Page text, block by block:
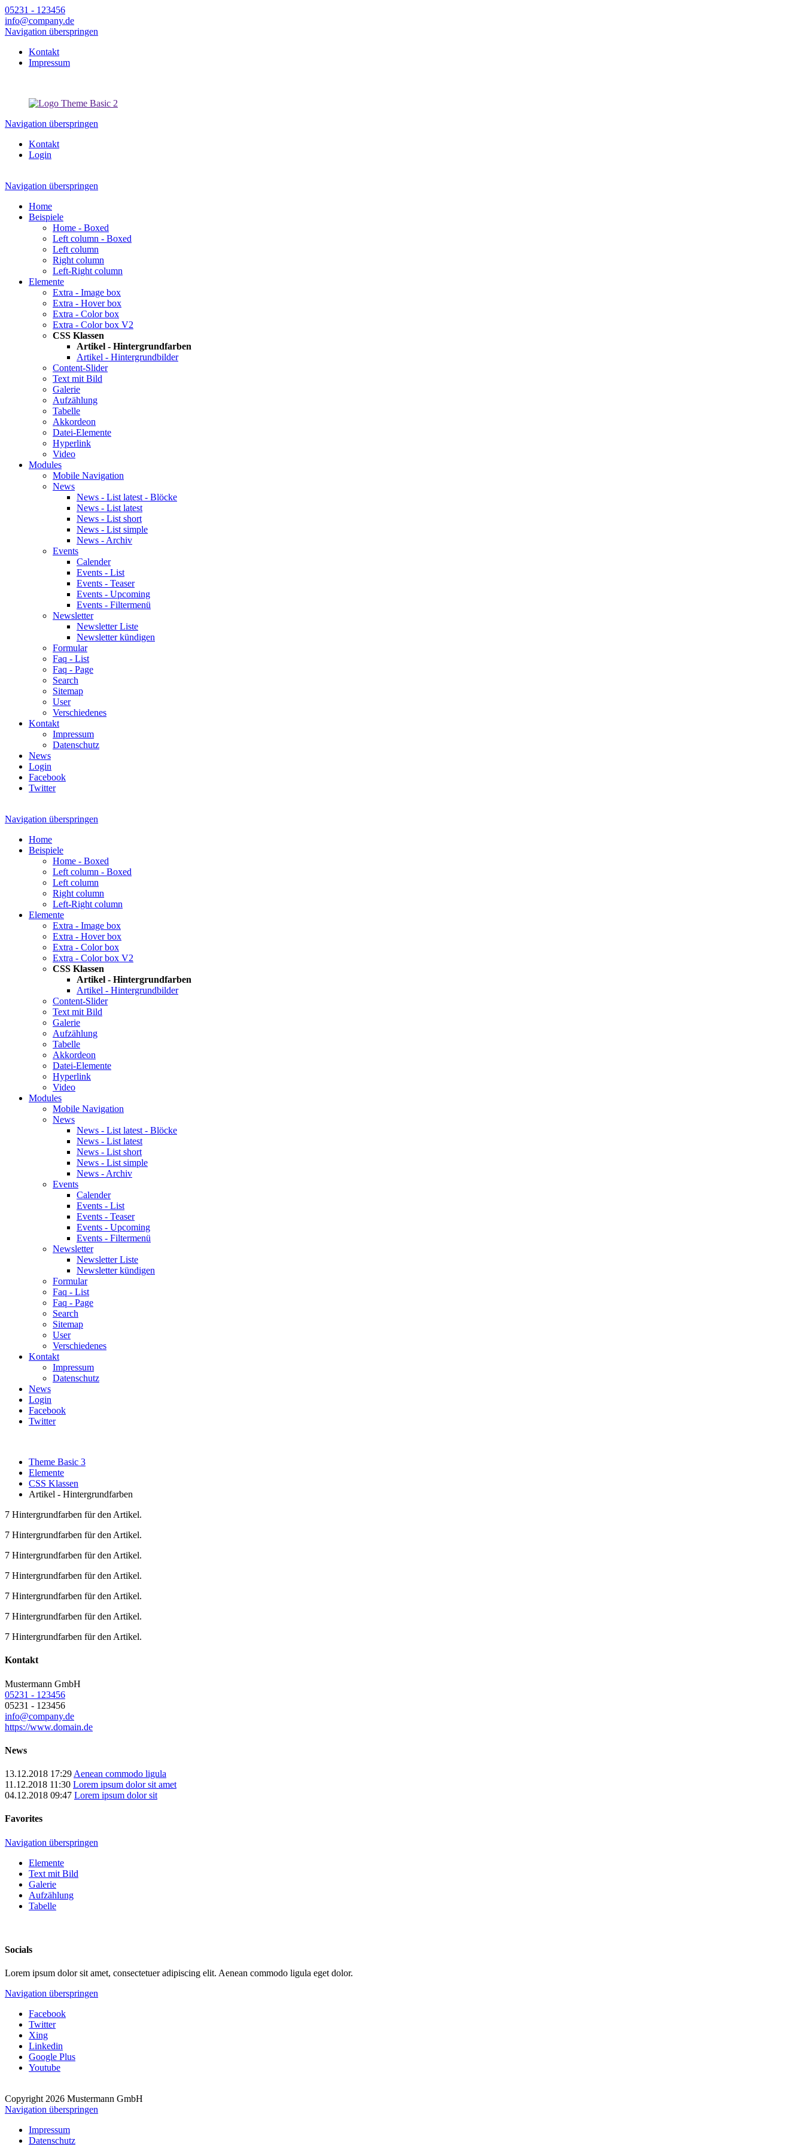
05231 - 123456
info@company.de
Navigation überspringen
Kontakt
Impressum
Navigation überspringen
Kontakt
Login
Navigation überspringen
Home
Beispiele
Home - Boxed
Left column - Boxed
Left column
Right column
Left-Right column
Elemente
Extra - Image box
Extra - Hover box
Extra - Color box
Extra - Color box V2
CSS Klassen
Artikel - Hintergrundfarben
Artikel - Hintergrundbilder
Content-Slider
Text mit Bild
Galerie
Aufzählung
Tabelle
Akkordeon
Datei-Elemente
Hyperlink
Video
Modules
Mobile Navigation
News
News - List latest - Blöcke
News - List latest
News - List short
News - List simple
News - Archiv
Events
Calender
Events - List
Events - Teaser
Events - Upcoming
Events - Filtermenü
Newsletter
Newsletter Liste
Newsletter kündigen
Formular
Faq - List
Faq - Page
Search
Sitemap
User
Verschiedenes
Kontakt
Impressum
Datenschutz
News
Login
Facebook
Twitter
Navigation überspringen
Home
Beispiele
Home - Boxed
Left column - Boxed
Left column
Right column
Left-Right column
Elemente
Extra - Image box
Extra - Hover box
Extra - Color box
Extra - Color box V2
CSS Klassen
Artikel - Hintergrundfarben
Artikel - Hintergrundbilder
Content-Slider
Text mit Bild
Galerie
Aufzählung
Tabelle
Akkordeon
Datei-Elemente
Hyperlink
Video
Modules
Mobile Navigation
News
News - List latest - Blöcke
News - List latest
News - List short
News - List simple
News - Archiv
Events
Calender
Events - List
Events - Teaser
Events - Upcoming
Events - Filtermenü
Newsletter
Newsletter Liste
Newsletter kündigen
Formular
Faq - List
Faq - Page
Search
Sitemap
User
Verschiedenes
Kontakt
Impressum
Datenschutz
News
Login
Facebook
Twitter
Theme Basic 3
Elemente
CSS Klassen
Artikel - Hintergrundfarben
7 Hintergrundfarben für den Artikel.
7 Hintergrundfarben für den Artikel.
7 Hintergrundfarben für den Artikel.
7 Hintergrundfarben für den Artikel.
7 Hintergrundfarben für den Artikel.
7 Hintergrundfarben für den Artikel.
7 Hintergrundfarben für den Artikel.
Kontakt
Mustermann GmbH
05231 - 123456
05231 - 123456
info@company.de
https://www.domain.de
News
13.12.2018 17:29 Aenean commodo ligula
11.12.2018 11:30 Lorem ipsum dolor sit amet
04.12.2018 09:47 Lorem ipsum dolor sit
Favorites
Navigation überspringen
Elemente
Text mit Bild
Galerie
Aufzählung
Tabelle
Socials
Lorem ipsum dolor sit amet, consectetuer adipiscing elit. Aenean commodo ligula eget dolor.
Navigation überspringen
Facebook
Twitter
Xing
Linkedin
Google Plus
Youtube
Copyright 2026 Mustermann GmbH
Navigation überspringen
Impressum
Datenschutz